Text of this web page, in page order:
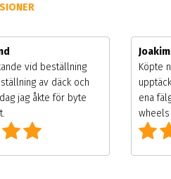
vid beställning
av däck och
jag åkte för byte
Köpte
ena